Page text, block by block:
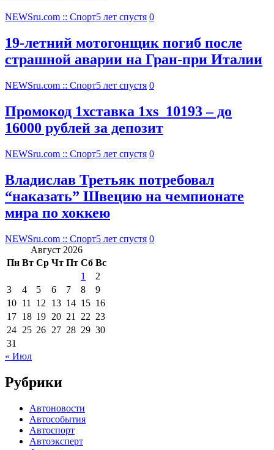
NEWSru.com :: Спорт5 лет спустя 0
19-летний мотогонщик погиб после
страшной аварии на Гран-при Италии
NEWSru.com :: Спорт5 лет спустя 0
Промокод 1хставка 1xs_10193 – до
16000 рублей за депозит
NEWSru.com :: Спорт5 лет спустя 0
Владислав Третьяк потребовал
“наказать” Швецию на чемпионате
мира по хоккею
NEWSru.com :: Спорт5 лет спустя 0
Август 2026
Пн Вт Ср Чт Пт Сб Вс
1
2
3
4 5 6 7 8
9
10 11 12 13 14 15 16
17 18 19 20 21 22 23
24 25 26 27 28 29 30
31
« Июл
Рубрики
Автоновости
Автособытия
Автоспорт
Автоэксперт